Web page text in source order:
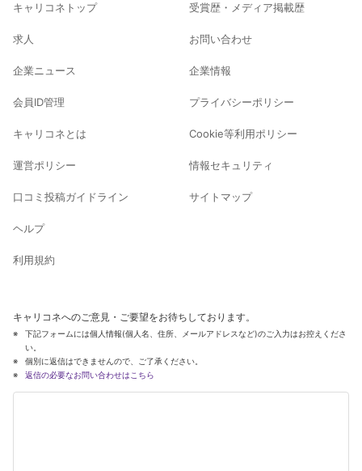
キャリコネトップ
求人
企業ニュース
会員ID管理
キャリコネとは
運営ポリシー
口コミ投稿ガイドライン
ヘルプ
利用規約
受賞歴・メディア掲載歴
お問い合わせ
企業情報
プライバシーポリシー
Cookie等利用ポリシー
情報セキュリティ
サイトマップ
キャリコネへのご意見・ご要望をお待ちしております。
下記フォームには個人情報(個人名、住所、メールアドレスなど)のご入力はお控えくださ
い。
個別に返信はできませんので、ご了承ください。
返信の必要なお問い合わせはこちら